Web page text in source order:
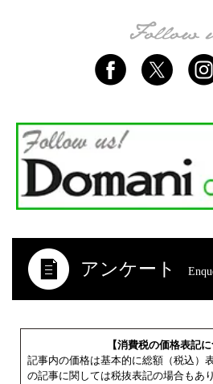
アンケート
【消費税の価格表記に
記事内の価格は基本的に総額（税込）
の記事に関しては税抜表記の場合もあり